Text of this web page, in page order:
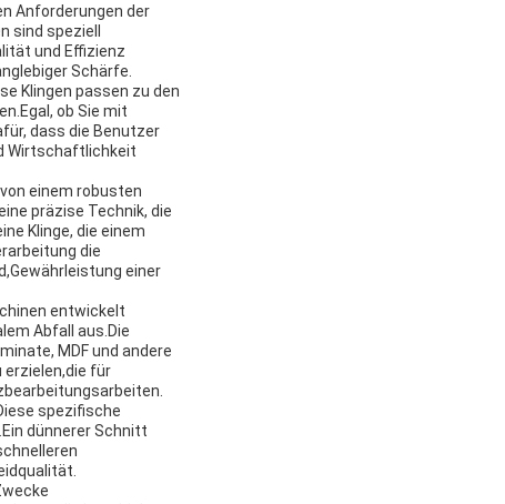
Anforderungen der
sind speziell
und Effizienz
Schärfe.
Klingen passen zu den
ob Sie mit
dass die Benutzer
Wirtschaftlichkeit
einem robusten
präzise Technik, die
Klinge, die einem
die
einer
entwickelt
Abfall aus.Die
MDF und andere
erzielen,die für
spezifische
dünnerer Schnitt